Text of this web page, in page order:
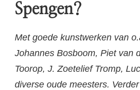
Spengen?
Met goede kunstwerken van
Johannes Bosboom, Piet van
Toorop, J. Zoetelief Tromp,
diverse oude meesters.